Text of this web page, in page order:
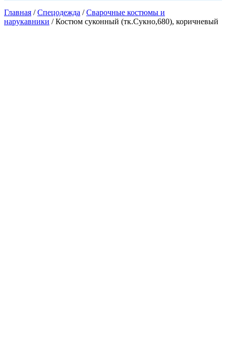
Главная /Спецодежда /Сварочные костюмы и
нарукавники / Костюм суконный (тк.Сукно,680), коричневый